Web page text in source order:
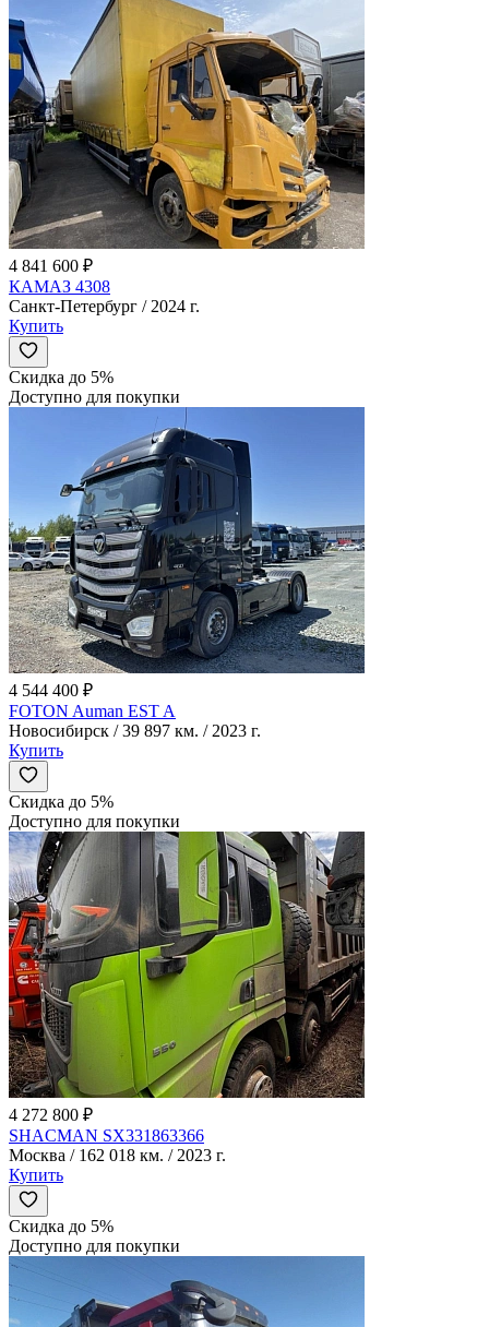
4 841 600 ₽
КАМАЗ 4308
Санкт-Петербург / 2024 г.
Купить
Скидка до 5%
Доступно для покупки
4 544 400 ₽
FOTON Auman EST A
Новосибирск / 39 897 км. / 2023 г.
Купить
Скидка до 5%
Доступно для покупки
4 272 800 ₽
SHACMAN SX331863366
Москва / 162 018 км. / 2023 г.
Купить
Скидка до 5%
Доступно для покупки